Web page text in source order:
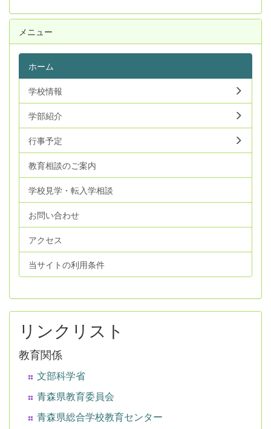
メニュー
ホーム
学校情報
学部紹介
行事予定
教育相談のご案内
学校見学・転入学相談
お問い合わせ
アクセス
当サイトの利用条件
リンクリスト
教育関係
文部科学省
青森県教育委員会
青森県総合学校教育センター